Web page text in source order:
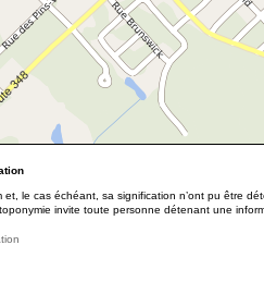
et, le cas échéant, sa signification n’ont pu être
invite toute personne détenant une